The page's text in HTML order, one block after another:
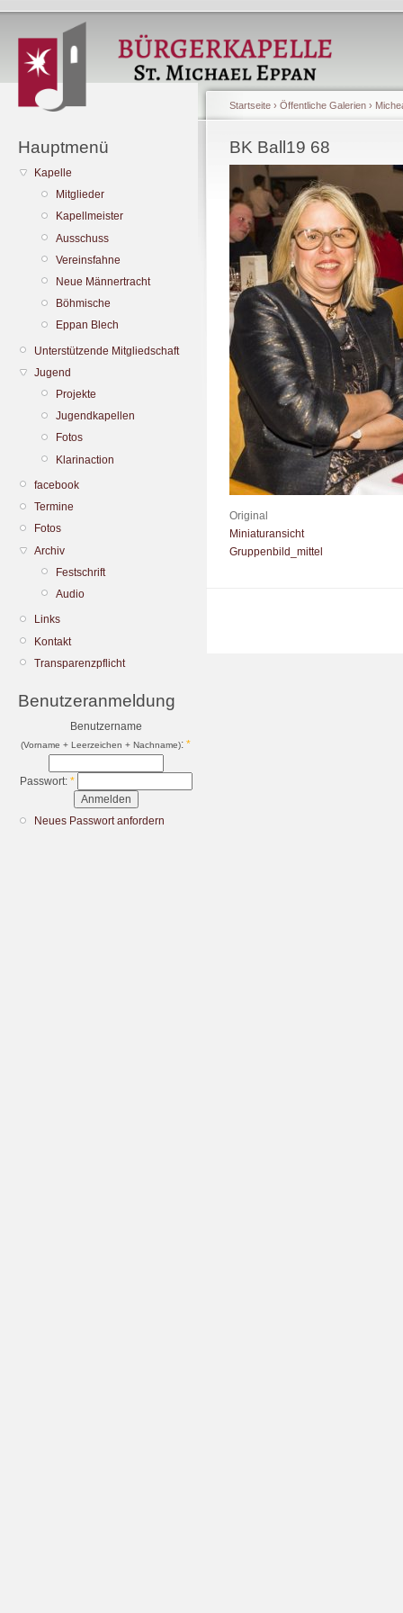
Hauptmenü
Kapelle
Mitglieder
Kapellmeister
Ausschuss
Vereinsfahne
Neue Männertracht
Böhmische
Eppan Blech
Unterstützende Mitgliedschaft
Jugend
Projekte
Jugendkapellen
Fotos
Klarinaction
facebook
Termine
Fotos
Archiv
Festschrift
Audio
Links
Kontakt
Transparenzpflicht
Benutzeranmeldung
Benutzername
(Vorname + Leerzeichen + Nachname): *
Passwort: *
Neues Passwort anfordern
Startseite › Öffentliche Galerien ›
BK Ball19 68
Original
Miniaturansicht
Gruppenbild_mittel